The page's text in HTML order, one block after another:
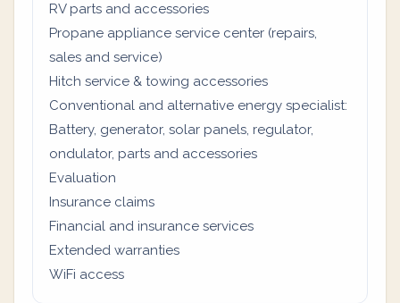
RV parts and accessories
Propane appliance service center (repairs,
sales and service)
Hitch service & towing accessories
Conventional and alternative energy specialist:
Battery, generator, solar panels, regulator,
ondulator, parts and accessories
Evaluation
Insurance claims
Financial and insurance services
Extended warranties
WiFi access